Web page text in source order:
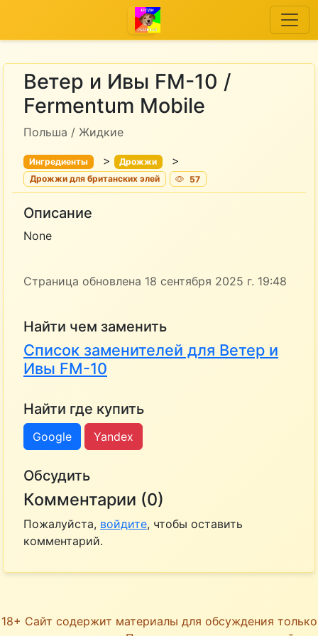
Ветер и Ивы FM-10 /
Fermentum Mobile
Польша / Жидкие
Ингредиенты > Дрожжи >
Дрожжи для британских элей 57
Описание
None
Страница обновлена 18 сентября 2025 г. 19:48
Найти чем заменить
Список заменителей для Ветер и
Ивы FM-10
Найти где купить
Google Yandex
Обсудить
Комментарии (0)
Пожалуйста, войдите, чтобы оставить
комментарий.
18+ Сайт содержит материалы для обсуждения только